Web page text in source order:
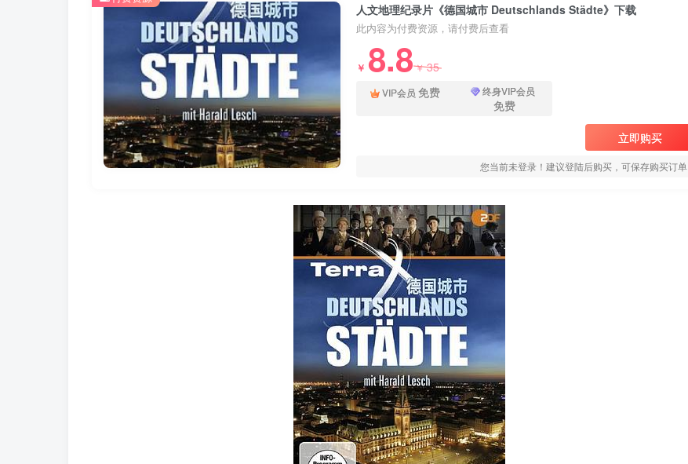
人文地理纪录片《德国城市 Deutschlands Städte》下载
此内容为付费资源，请付费后查看
￥ 8.8￥35
VIP会员 免费 终身VIP会员
免费
立即购买
您当前未登录！建议登陆后购买，可保存购买订单